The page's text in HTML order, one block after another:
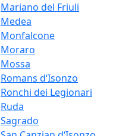
Mariano del Friuli
Medea
Monfalcone
Moraro
Mossa
Romans d‘Isonzo
Ronchi dei Legionari
Ruda
Sagrado